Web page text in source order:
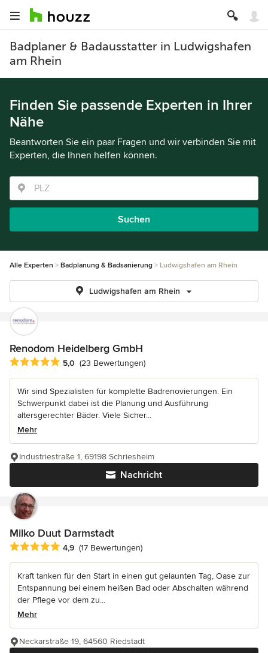
Badplaner & Badausstatter in Ludwigshafen
am Rhein
Finden Sie passende Experten in Ihrer
Nähe
Beantworten Sie ein paar Fragen und wir verbinden Sie mit
Experten, die Ihnen helfen können.
Suchen
Alle Experten Badplanung & Badsanierung Ludwigshafen am Rhein
Ludwigshafen am Rhein
Renodom Heidelberg GmbH
Durchschnittliche Bewertung: 5 von 5 Sternen
5,0 (23 Bewertungen)
Wir sind Spezialisten für komplette Badrenovierungen. Ein
Schwerpunkt dabei ist die Planung und Ausführung
altersgerechter Bäder. Viele Sicher...
Mehr
Nachricht
Industriestraße 1, 69198 Schriesheim
Milko Duut Darmstadt
Durchschnittliche Bewertung: 4.9 von 5 Sternen
4,9 (17 Bewertungen)
Kraft tanken für den Start in einen gut gelaunten Tag, Oase zur
Entspannung bei einem heißen Bad oder Abschalten während
der Pflege vor dem zu...
Mehr
Neckarstraße 19, 64560 Riedstadt